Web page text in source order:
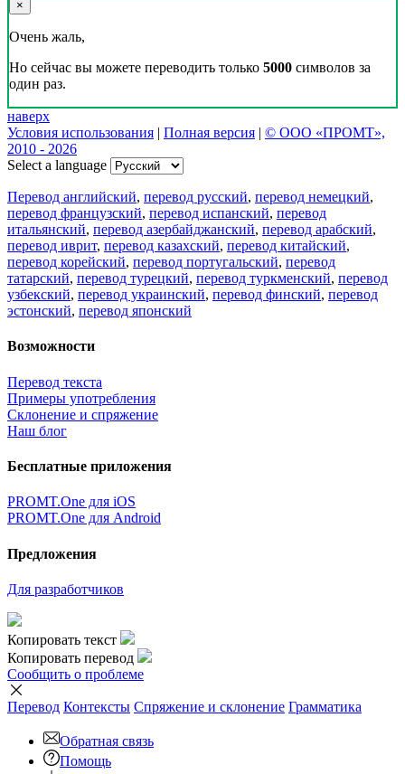
×
Очень жаль,
Но сейчас вы можете переводить только 5000 символов за
один раз.
наверх
Условия использования | Полная версия | © ООО «ПРОМТ»,
2010 - 2026
Select a language
Перевод английский, перевод русский, перевод немецкий,
перевод французский, перевод испанский, перевод
итальянский, перевод азербайджанский, перевод арабский,
перевод иврит, перевод казахский, перевод китайский,
перевод корейский, перевод португальский, перевод
татарский, перевод турецкий, перевод туркменский, перевод
узбекский, перевод украинский, перевод финский, перевод
эстонский, перевод японский
Возможности
Перевод текста
Примеры употребления
Склонение и спряжение
Наш блог
Бесплатные приложения
PROMT.One для iOS
PROMT.One для Android
Предложения
Для разработчиков
Копировать текст
Копировать перевод
Сообщить о проблеме
Перевод Контексты Спряжение и склонение Грамматика
Обратная связь
Помощь